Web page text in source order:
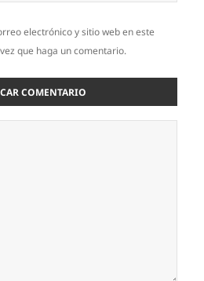
electrónico y sitio web en este
que haga un comentario.